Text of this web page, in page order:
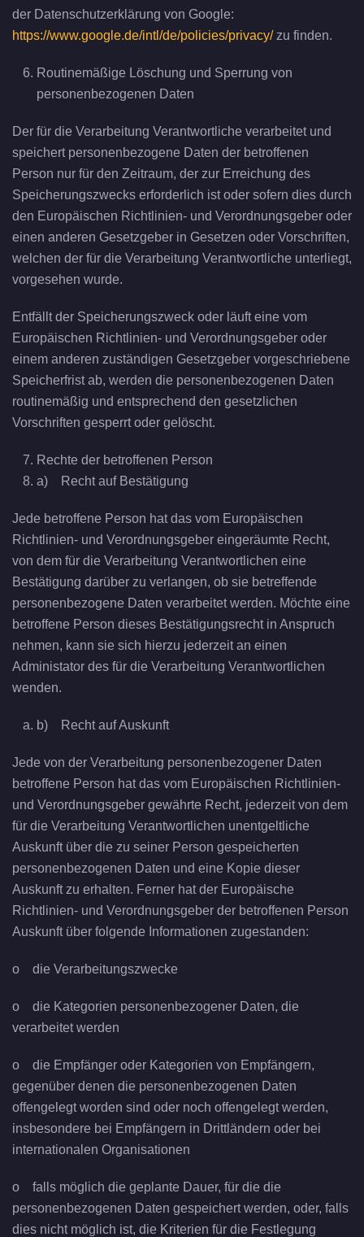
der Datenschutzerklärung von Google:
https://www.google.de/intl/de/policies/privacy/zu finden.
Routinemäßige Löschung und Sperrung von
personenbezogenen Daten
Der für die Verarbeitung Verantwortliche verarbeitet und
speichert personenbezogene Daten der betroffenen
Person nur für den Zeitraum, der zur Erreichung des
Speicherungszwecks erforderlich ist oder sofern dies durch
den Europäischen Richtlinien- und Verordnungsgeber oder
einen anderen Gesetzgeber in Gesetzen oder Vorschriften,
welchen der für die Verarbeitung Verantwortliche unterliegt,
vorgesehen wurde.
Entfällt der Speicherungszweck oder läuft eine vom
Europäischen Richtlinien- und Verordnungsgeber oder
einem anderen zuständigen Gesetzgeber vorgeschriebene
Speicherfrist ab, werden die personenbezogenen Daten
routinemäßig und entsprechend den gesetzlichen
Vorschriften gesperrt oder gelöscht.
Rechte der betroffenen Person
a) Recht auf Bestätigung
Jede betroffene Person hat das vom Europäischen
Richtlinien- und Verordnungsgeber eingeräumte Recht,
von dem für die Verarbeitung Verantwortlichen eine
Bestätigung darüber zu verlangen, ob sie betreffende
personenbezogene Daten verarbeitet werden. Möchte eine
betroffene Person dieses Bestätigungsrecht in Anspruch
nehmen, kann sie sich hierzu jederzeit an einen
Administator des für die Verarbeitung Verantwortlichen
wenden.
b) Recht auf Auskunft
Jede von der Verarbeitung personenbezogener Daten
betroffene Person hat das vom Europäischen Richtlinien-
und Verordnungsgeber gewährte Recht, jederzeit von dem
für die Verarbeitung Verantwortlichen unentgeltliche
Auskunft über die zu seiner Person gespeicherten
personenbezogenen Daten und eine Kopie dieser
Auskunft zu erhalten. Ferner hat der Europäische
Richtlinien- und Verordnungsgeber der betroffenen Person
Auskunft über folgende Informationen zugestanden:
o die Verarbeitungszwecke
o die Kategorien personenbezogener Daten, die
verarbeitet werden
o die Empfänger oder Kategorien von Empfängern,
gegenüber denen die personenbezogenen Daten
offengelegt worden sind oder noch offengelegt werden,
insbesondere bei Empfängern in Drittländern oder bei
internationalen Organisationen
o falls möglich die geplante Dauer, für die die
personenbezogenen Daten gespeichert werden, oder, falls
dies nicht möglich ist, die Kriterien für die Festlegung